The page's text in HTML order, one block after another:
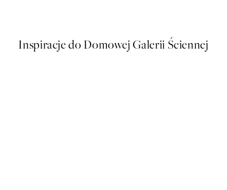
Inspiracje do Domowej Galerii Ściennej